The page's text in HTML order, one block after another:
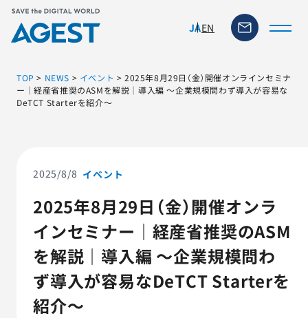
JAEN
脆弱性リスク管理ツール
TFACT (AIテストツール)
ニュース
AGESTの強み
TOP > NEWS > イベント >2025年8月29日（金）開催オンラインセミナ
ー｜経産省推奨のASMを解説｜導入編 ～企業規模問わず導入が容易な
DeTCT Starterを紹介～
2025/8/8 イベント
2025年8月29日（金）開催オンラ
インセミナー｜経産省推奨のASM
を解説｜導入編 ～企業規模問わ
ず導入が容易なDeTCT Starterを
紹介～